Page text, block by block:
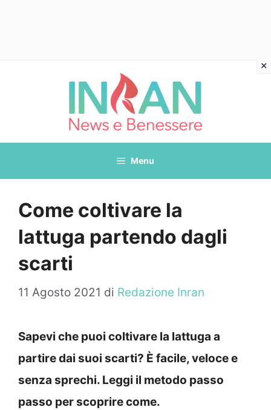
Menu
Come coltivare la
lattuga partendo dagli
scarti
11 Agosto 2021 di Redazione Inran
Sapevi che puoi coltivare la lattuga a
partire dai suoi scarti? È facile, veloce e
senza sprechi. Leggi il metodo passo
passo per scoprire come.